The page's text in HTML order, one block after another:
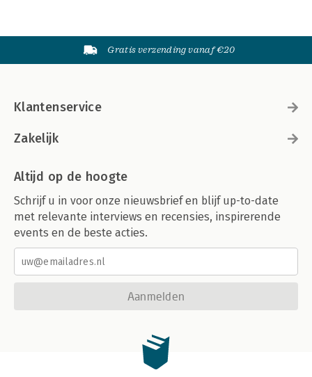
Gratis verzending vanaf €20
Klantenservice
Zakelijk
Altijd op de hoogte
Schrijf u in voor onze nieuwsbrief en blijf up-to-date
met relevante interviews en recensies, inspirerende
events en de beste acties.
Aanmelden